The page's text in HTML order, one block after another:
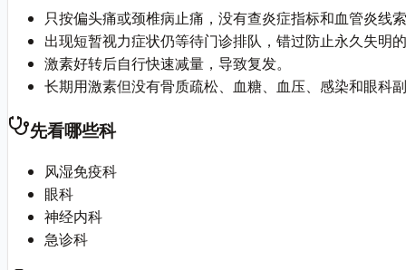
只按偏头痛或颈椎病止痛，没有查炎症指标和血管炎线
出现短暂视力症状仍等待门诊排队，错过防止永久失明
激素好转后自行快速减量，导致复发。
长期用激素但没有骨质疏松、血糖、血压、感染和眼科
先看哪些科
风湿免疫科
眼科
神经内科
急诊科